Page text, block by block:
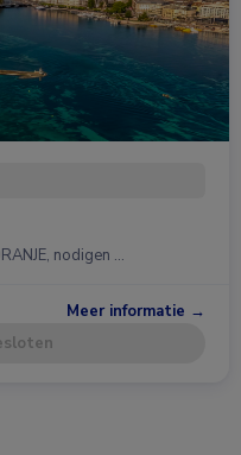
nodigen …
Meer informatie →